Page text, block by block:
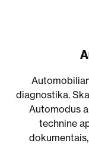
diagnostika.
Automodus
technine